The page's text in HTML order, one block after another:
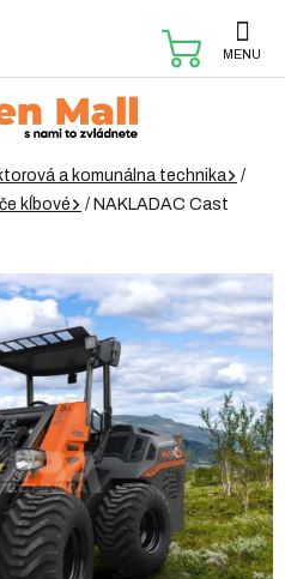
a komunálna technika
/
kĺbové / NAKLADAC Cast